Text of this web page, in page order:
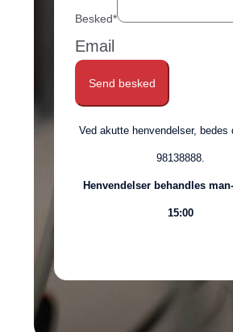
Besked*
Email
Send besked
Ved akutte henvendelser, bedes
98138888.
Henvendelser behandles
15:00